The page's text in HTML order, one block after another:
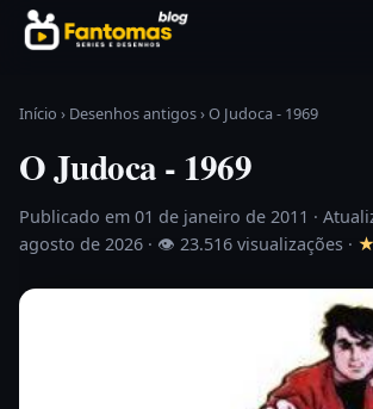
Pular para o conteúdo
Início › Desenhos antigos›O Judoca - 1969
O Judoca - 1969
Publicado em 01 de janeiro de 2011 ·
agosto de 2026 · 👁 23.516 visualizações · ★